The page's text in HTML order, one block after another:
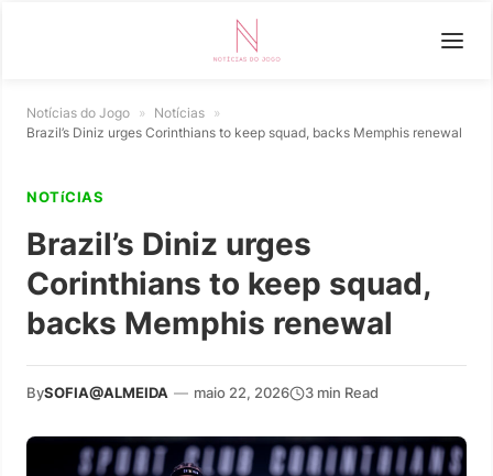
Notícias do Jogo » Notícias »
Brazil’s Diniz urges Corinthians to keep squad, backs Memphis renewal
NOTíCIAS
Brazil’s Diniz urges
Corinthians to keep squad,
backs Memphis renewal
BySOFIA@ALMEIDA — maio 22, 2026 3 min Read